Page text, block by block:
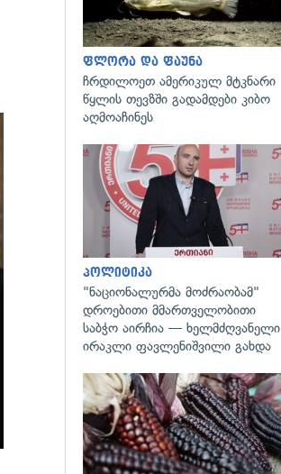
ფლორა და ფაუნა
ჩრდილოეთ ამერიკულ მტკნარი
წყლის თევზში გადამდები კიბო
აღმოაჩინეს
პოლიტიკა
"ნაციონალურმა მოძრაობამ"
დროებითი მმართველობითი
საბჭო აირჩია — ხელმძღვანელი
ირაკლი ფავლენიშვილი გახდა